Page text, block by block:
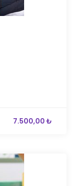
7.500,00 ₺